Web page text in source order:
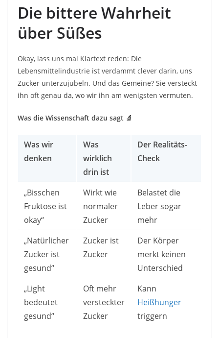
Die bittere Wahrheit
über Süßes
Okay, lass uns mal Klartext reden: Die
Lebensmittelindustrie ist verdammt clever darin, uns
Zucker unterzujubeln. Und das Gemeine? Sie versteckt
ihn oft genau da, wo wir ihn am wenigsten vermuten.
Was die Wissenschaft dazu sagt 🔬
Was wir
denken
Was
wirklich
drin ist
Der Realitäts-
Check
„Bisschen
Fruktose ist
okay“
Wirkt wie
normaler
Zucker
Belastet die
Leber sogar
mehr
„Natürlicher
Zucker ist
gesund“
Zucker ist
Zucker
Der Körper
merkt keinen
Unterschied
„Light
bedeutet
gesund“
Oft mehr
versteckter
Zucker
Kann
Heißhunger
triggern